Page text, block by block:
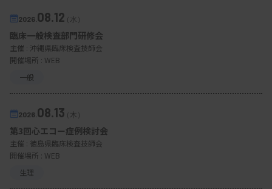
2026. 08.12（水）
臨床一般検査部門研修会
主催 : 沖縄県臨床検査技師会
開催場所 : WEB
一般
2026. 08.13（木）
第3回心エコー症例検討会
主催 : 徳島県臨床検査技師会
開催場所 : WEB
生理